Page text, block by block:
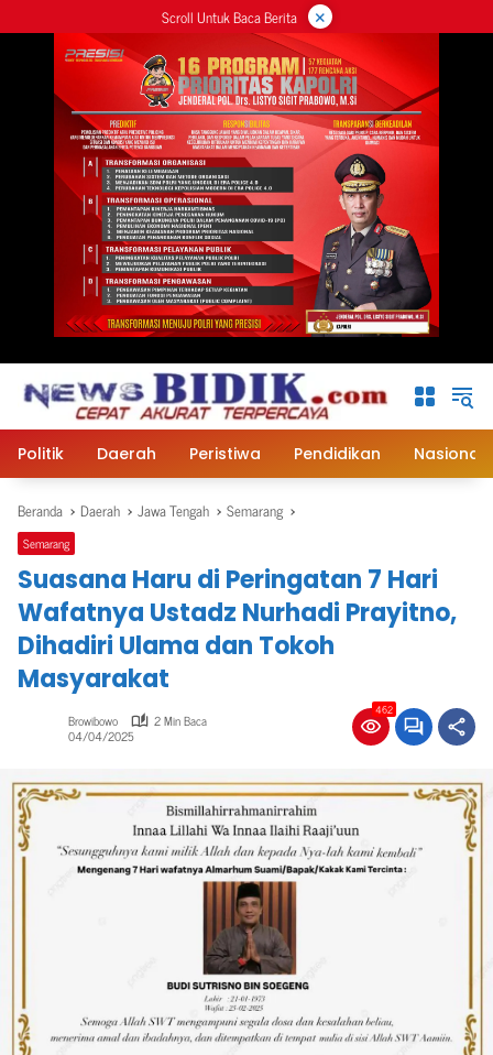
ke
Scroll Untuk Baca Berita ×
Politik Daerah Peristiwa Pendidikan Nasional
Beranda Daerah Jawa Tengah Semarang
Semarang
Suasana Haru di Peringatan 7 Hari
Wafatnya Ustadz Nurhadi Prayitno,
Dihadiri Ulama dan Tokoh
Masyarakat
Browibowo 2 Min Baca
04/04/2025
462